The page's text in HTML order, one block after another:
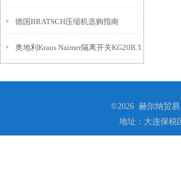
德国BRATSCH压缩机选购指南
奥地利Kraus Naimer隔离开关KG20B.T206/
©2026 赫尔纳贸易
地址：大连保税